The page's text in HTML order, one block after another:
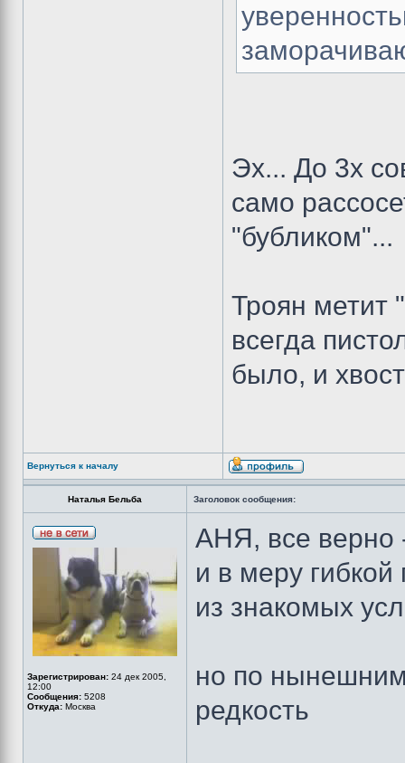
Эх... До 3х
само
"бубликом"...
Троян метит
всегда
было, и
Вернуться к началу
Наталья Бельба Заголовок сообщения:
Зарегистрирован: 24 дек 2005,
12:00
Сообщения: 5208
Откуда: Москва
АНЯ, все верно
и в меру гибкой
из знакомых
но по
редкость